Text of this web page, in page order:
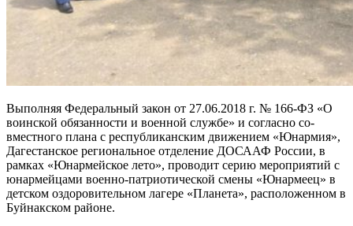
Выполняя Федеральный за­кон от 27.06.2018 г. № 166-ФЗ «О
воинской обязанности и во­енной службе» и согласно со­
вместного плана с республи­канским движением «Юнар­мия»,
Дагестанское региональ­ное отделение ДОСААФ России, в
рамках «Юнармейское лето», проводит серию мероприятий с
юнармейцами военно-патрио­тической смены «Юнармеец» в
детском оздоровительном ла­гере «Планета», расположенном в
Буйнакском районе.